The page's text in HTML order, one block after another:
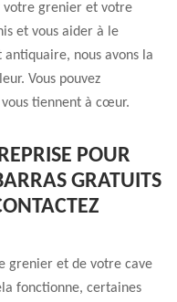
votre grenier et votre
et vous aider à le
nous avons la
Vous pouvez
tiennent à cœur.
POUR
GRATUITS
grenier et de votre cave
fonctionne, certaines